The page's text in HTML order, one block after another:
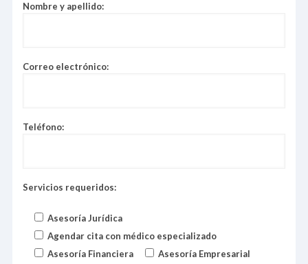
Nombre y apellido:
Correo electrónico:
Teléfono:
Servicios requeridos:
Asesoría Jurídica
Agendar cita con médico especializado
Asesoría Financiera
Asesoría Empresarial